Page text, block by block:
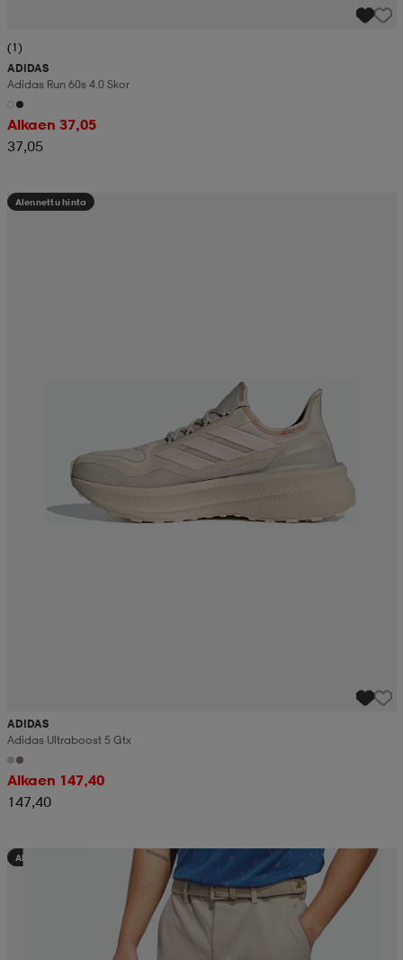
(1)
ADIDAS
Adidas Run 60s 4.0 Skor
Alkaen 37,05
37,05
Alennettu hinta
ADIDAS
Adidas Ultraboost 5 Gtx
Alkaen 147,40
147,40
Alennettu hinta